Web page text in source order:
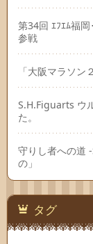
第34回 ｴﾌｴﾑ福
参戦
「大阪マラソン
S.H.Figuarts ウ
た。
守りし者への道
の」
タグ